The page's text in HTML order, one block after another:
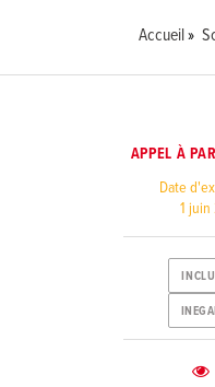
Accueil
APPEL À
Date
1